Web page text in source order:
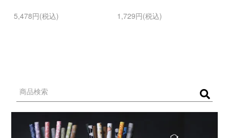
5,478円(税込) 1,729円(税込)